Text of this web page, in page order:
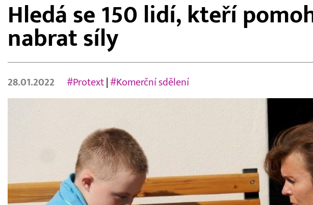
Hledá se 150 lidí, kteří
nabrat síly
28.01.2022 #Protext| #Komerční sdělení